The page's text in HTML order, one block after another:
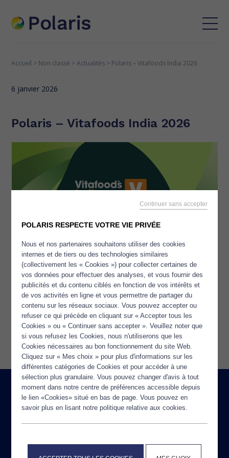
Accueil > Non classé >Actualités > Polaris – Vitafoods India 2026
6 janvier 2026
Polaris – Vitafoods India 2026
TOUTES LES ACTUALITÉS
Restez informé de notre actualité
POLARIS RESPECTE VOTRE VIE PRIVÉE
Nous et nos partenaires souhaitons utiliser des cookies
internes et de tiers ou des technologies similaires
(collectivement les « Cookies ») pour collecter certaines de
vos données pour effectuer des analyses, et vous fournir des
publicités et du contenu ciblés en fonction de vos intérêts et
de vos activités en ligne et vous permettre de partager du
contenu sur les réseaux sociaux. Vous pouvez accepter ou
refuser ce qui précède en cliquant sur « Accepter tous les
Cookies » ou « Continuer sans accepter ». Veuillez noter que
si vous refusez les Cookies, nous n'utiliserons que les
Cookies nécessaires au bon fonctionnement du site Web.
Cliquez sur « Mes choix » pour plus d'informations sur les
différentes catégories de Cookies et pour accéder à une
sélection plus granulaire. Vous pouvez changer d'avis à tout
moment dans notre centre de préférences accessible depuis
le lien «Cookies» situé en bas de page. Vous pouvez en
savoir plus en lisant notre politique relative aux cookies.
Continuer sans accepter